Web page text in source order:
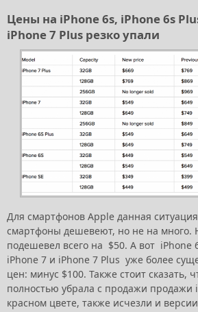
Цены на iPhone 6s, iPhone 6s
iPhone 7 Plus резко упали
Для смартфонов Apple данная
смартфоны дешевеют, но не на много.
подешевел всего на $50. А вот iPhone
iPhone 7 и iPhone 7 Plus уже более
цен: минус $100. Также стоит сказать,
полностью убрала с продажи продажи
красном цвете, также исчезли и